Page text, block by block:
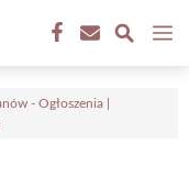
- Ogłoszenia |